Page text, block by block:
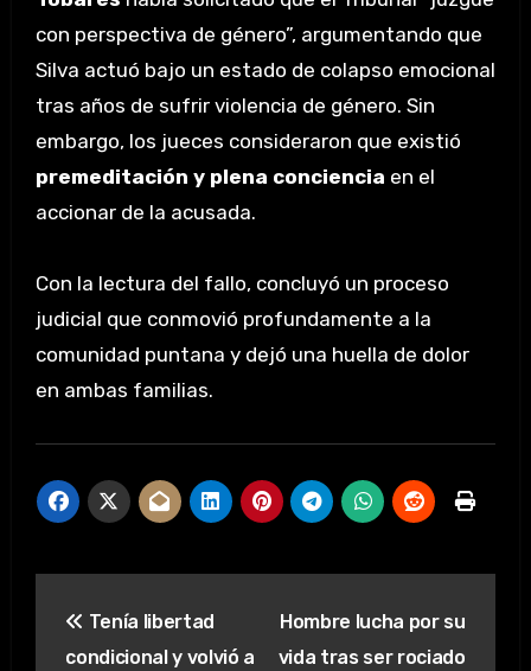
con perspectiva de género”, argumentando que
Silva actuó bajo un estado de colapso emocional
tras años de sufrir violencia de género. Sin
embargo, los jueces consideraron que existió
premeditación y plena conciencia en el
accionar de la acusada.
Con la lectura del fallo, concluyó un proceso
judicial que conmovió profundamente a la
comunidad puntana y dejó una huella de dolor
en ambas familias.
de
Tenía libertad
condicional y volvió a
Hombre lucha por su
vida tras ser rociado